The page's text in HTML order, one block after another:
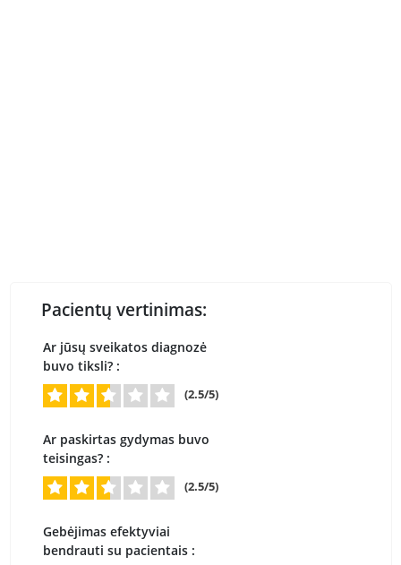
Pacientų vertinimas:
Ar jūsų sveikatos diagnozė
buvo tiksli? :
(2.5/5)
Ar paskirtas gydymas buvo
teisingas? :
(2.5/5)
Gebėjimas efektyviai
bendrauti su pacientais :